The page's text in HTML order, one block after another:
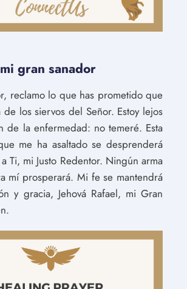
gran sanador
reclamo lo que has prometido que
los siervos del Señor. Estoy lejos
de la enfermedad: no temeré. Esta
me ha asaltado se desprenderá
Ti, mi Justo Redentor. Ningún arma
mí prosperará. Mi fe se mantendrá
y gracia, Jehová Rafael, mi Gran